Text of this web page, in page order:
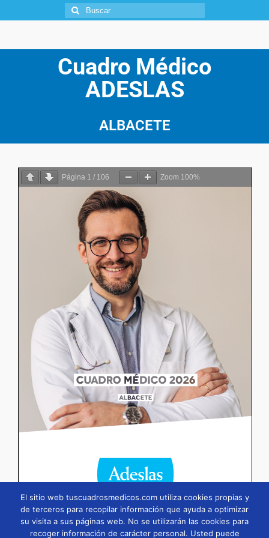
Cuadro Médico
ADESLAS
ALBACETE
Página 1 / 106 Zoom 100%
Página1/106 Zoom100%
El sitio web tuscuadrosmedicos.com utiliza cookies propias y
de terceros para recopilar información que ayuda a optimizar
su visita a sus páginas web. No se utilizarán las cookies para
recoger información de carácter personal. Usted puede